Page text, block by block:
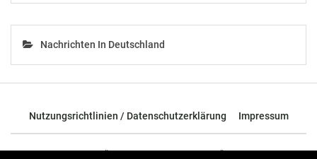
Nachrichten In Deutschland
Nutzungsrichtlinien / Datenschutzerklärung Impressum
© 2026 - TOP News Österreich - Nachrichten aus Österreich und der